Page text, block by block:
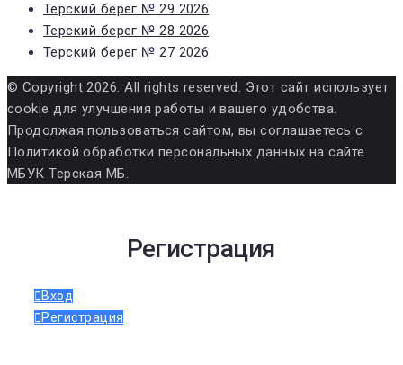
Терский берег № 29 2026
Терский берег № 28 2026
Терский берег № 27 2026
© Copyright 2026. All rights reserved. Этот сайт использует
cookie для улучшения работы и вашего удобства.
Продолжая пользоваться сайтом, вы соглашаетесь с
Политикой обработки персональных данных на сайте
МБУК Терская МБ.
Регистрация
Вход
Регистрация